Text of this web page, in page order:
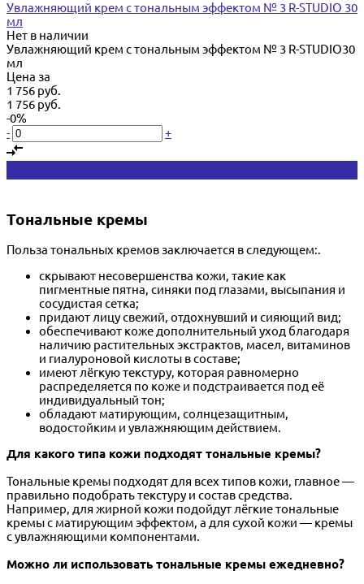
Увлажняющий крем с тональным эффектом № 3 R-STUDIO 30
мл
Нет в наличии
Увлажняющий крем с тональным эффектом № 3 R-STUDIO30
мл
Цена за
1 756 руб.
1 756 руб.
-0%
-
+
Тональные кремы
Польза тональных кремов заключается в следующем:.
скрывают несовершенства кожи, такие как
пигментные пятна, синяки под глазами, высыпания и
сосудистая сетка;
придают лицу свежий, отдохнувший и сияющий вид;
обеспечивают коже дополнительный уход благодаря
наличию растительных экстрактов, масел, витаминов
и гиалуроновой кислоты в составе;
имеют лёгкую текстуру, которая равномерно
распределяется по коже и подстраивается под её
индивидуальный тон;
обладают матирующим, солнцезащитным,
водостойким и увлажняющим действием.
Для какого типа кожи подходят тональные кремы?
Тональные кремы подходят для всех типов кожи, главное —
правильно подобрать текстуру и состав средства.
Например, для жирной кожи подойдут лёгкие тональные
кремы с матирующим эффектом, а для сухой кожи — кремы
с увлажняющими компонентами.
Можно ли использовать тональные кремы ежедневно?